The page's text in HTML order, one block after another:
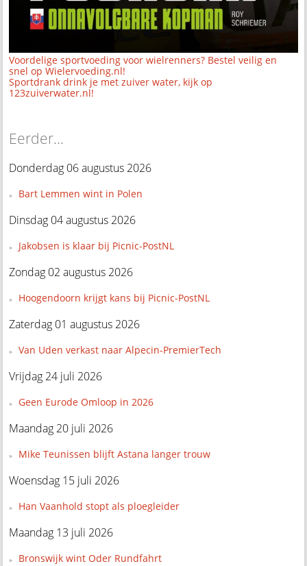
Voordelige sportvoeding voor wielrenners? Bestel veilig en
snel op Wielervoeding.nl!
Sportdrank drink je met zuiver water, kijk op
123zuiverwater.nl!
Eerder...
Donderdag 06 augustus 2026
Bart Lemmen wint in Polen
Dinsdag 04 augustus 2026
Jakobsen is klaar bij Picnic-PostNL
Zondag 02 augustus 2026
Hoogendoorn krijgt kans bij Picnic-PostNL
Zaterdag 01 augustus 2026
Van Uden verkast naar Alpecin-PremierTech
Vrijdag 24 juli 2026
Geen Eurode Omloop in 2026
Maandag 20 juli 2026
Mike Teunissen blijft Astana langer trouw
Woensdag 15 juli 2026
Han Vaanhold stopt als ploegleider
Maandag 13 juli 2026
Bronswijk wint Oder Rundfahrt